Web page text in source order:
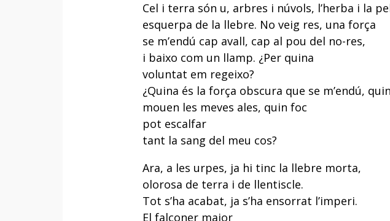
Cel i terra són u, arbres i núvols, l’herba i la
esquerpa de la llebre. No veig res, una força
se m’endú cap avall, cap al pou del no-res,
i baixo com un llamp. ¿Per quina
voluntat em regeixo?
¿Quina és la força obscura que se m’endú,
mouen les meves ales, quin foc
pot escalfar
tant la sang del meu cos?
Ara, a les urpes, ja hi tinc la llebre morta,
olorosa de terra i de llentiscle.
Tot s’ha acabat, ja s’ha ensorrat l’imperi.
El falconer major